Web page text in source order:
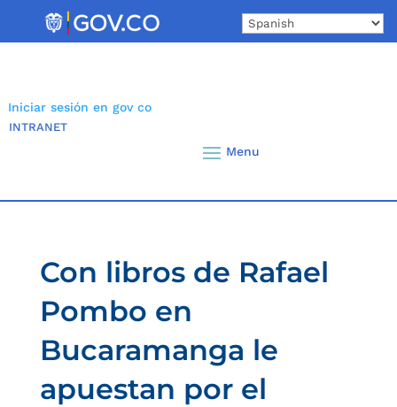
Iniciar sesión en gov co
INTRANET
Con libros de Rafael
Pombo en
Bucaramanga le
apuestan por el